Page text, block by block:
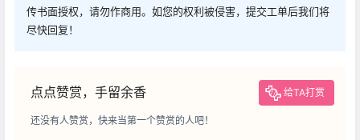
传书面授权，请勿作商用。如您的权利被侵害，提交工单后我们将
尽快回复！
点点赞赏，手留余香 给TA打赏
还没有人赞赏，快来当第一个赞赏的人吧！